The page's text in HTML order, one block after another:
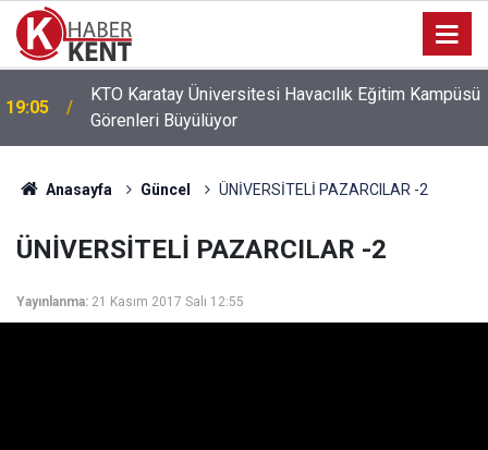
16:21 İsmail Alemdar Kızını Evlendirdi
Anasayfa Güncel ÜNİVERSİTELİ PAZARCILAR -2
ÜNİVERSİTELİ PAZARCILAR -2
Yayınlanma: 21 Kasım 2017 Salı 12:55